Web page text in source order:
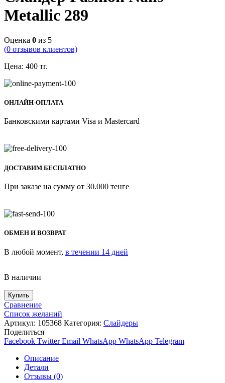
Metallic 289
Оценка 0 из 5
(0 отзывов клиентов)
Цена: 400 тг.
ОНЛАЙН-ОПЛАТА
Банковскими картами Visa и Mastercard
ДОСТАВИМ БЕСПЛАТНО
При заказе на сумму от 30.000 тенге
ОБМЕН И ВОЗВРАТ
В любой момент, в течении 14 дней
В наличии
Купить
Сравнение
Список желаний
Артикул: 105368 Категория: Слайдеры
Поделиться
Facebook Twitter Email WhatsApp WhatsApp Telegram
Описание
Детали
Отзывы (0)